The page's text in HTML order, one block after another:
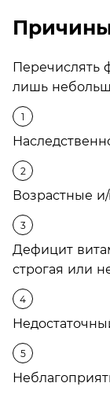
Перечислять
лишь
Возрастные
Дефицит
строгая или